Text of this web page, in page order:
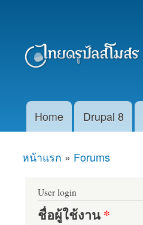
Main menu
Home Drupal 8
คุณอยู่ที่นี่
หน้าแรก » Forums
User login
ชื่อผู้ใช้งาน*